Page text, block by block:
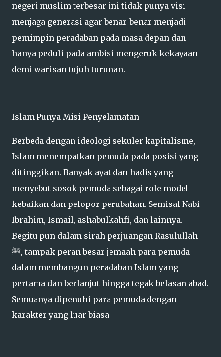
negeri muslim terbesar ini tidak punya visi
menjaga generasi agar benar-benar menjadi
pemimpin peradaban pada masa depan dan
hanya peduli pada ambisi mengeruk kekayaan
demi warisan tujuh turunan.
Islam Punya Misi Penyelamatan
Berbeda dengan ideologi sekuler kapitalisme,
Islam menempatkan pemuda pada posisi yang
ditinggikan. Banyak ayat dan hadis yang
menyebut sosok pemuda sebagai role model
kebaikan dan pelopor perubahan. Semisal Nabi
Ibrahim, Ismail, ashabulkahfi, dan lainnya.
Begitu pun dalam sirah perjuangan Rasulullah
ﷺ, tampak peran besar jemaah para pemuda
dalam membangun peradaban Islam yang
pertama dan berlanjut hingga tegak belasan abad.
Semuanya dipenuhi para pemuda dengan
karakter yang luar biasa.